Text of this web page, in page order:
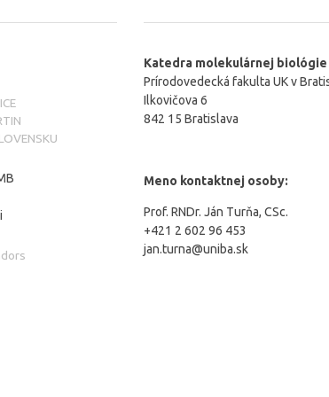
Katedra molekulárnej biológie
Prírodovedecká fakulta UK v
Ilkovičova 6
842 15 Bratislava
Meno kontaktnej osoby:
Prof. RNDr. Ján Turňa, CSc.
+421 2 602 96 453
jan.turna@uniba.sk